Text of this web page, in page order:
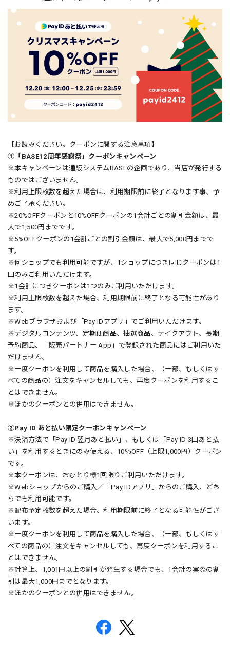
【お読みください。クーポンに関する注意事項】
①「BASE12周年感謝祭」クーポンキャンペーン
※本キャンペーンは通販システムBASEの企画であり、当店が発行する
ものではございません。
※利用上限枚数を超えた場合は、利用期限前に終了となります事、予
めご了承ください。
※20%OFFクーポンと10%OFFクーポンの1会計ごとの割引金額は、最
大で1,500円までです。
※5%OFFクーポンの1会計ごとの割引金額は、最大で5,000円までで
す。
※何ショップでも利用可能ですが、1ショップにつき同じクーポンは1
回のみご利用いただけます。
※1会計につきクーポンは1つのみご利用いただけます。
※利用上限枚数を超えた場合、利用期限前に終了となる可能性があり
ます。
※Webブラウザおよび「Pay IDアプリ」でご利用いただけます。
※デジタルコンテンツ、定期便商品、抽選商品、テイクアウト、長期
予約商品、「販売パートナー App」で登録された商品にはご利用いた
だけません。
※一度クーポンを利用して商品を購入した場合、（一部、もしくはす
べての商品の）注文をキャンセルしても、再度クーポンを利用するこ
とはできません。
※ほかのクーポンとの併用はできません。
②Pay ID あと払い限定クーポンキャンペーン
※決済方法で「Pay ID 翌月あと払い」、もしくは「Pay ID 3回あと払
い」を利用するときにのみ使える、10％OFF（上限1,000円）クーポン
です。
※本クーポンは、おひとり様1回限りご利用いただけます。
※Webショップからのご購入／「Pay IDアプリ」からのご購入、どち
らでも利用可能です。
※配布予定枚数を超えた場合、利用期限前に終了となる可能性がござ
います。
※一度クーポンを利用して商品を購入した場合、（一部、もしくはす
べての商品の）注文をキャンセルしても、再度クーポンを利用するこ
とはできません。
※計算上、1,001円以上の割引が発生する場合でも、1会計の実際の割
引は最大1,000円までとなります。
※ほかのクーポンとの併用はできません。